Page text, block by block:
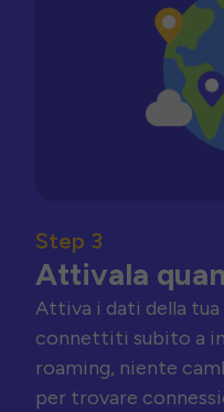
Step 3
Attivala
Attiva i dati della tua
connettiti subito a
roaming, niente
per trovare